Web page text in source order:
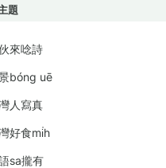
題
來唸詩
bóng uē
人寫真
好食mi̍h
sa攏有